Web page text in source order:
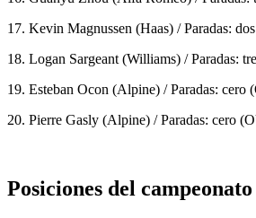
17. Kevin Magnussen (Haas) / Paradas:
18. Logan Sargeant (Williams) / Paradas:
19. Esteban Ocon (Alpine) / Paradas: cero
20. Pierre Gasly (Alpine) / Paradas: cero
Posiciones del campeonato